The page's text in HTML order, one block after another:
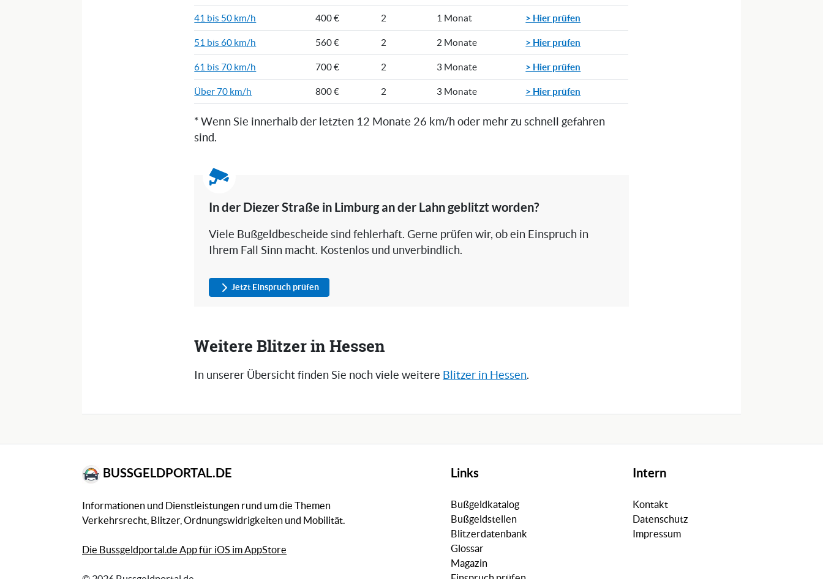
41 bis 50 km/h 400 € 2 1 Monat > Hier prüfen
51 bis 60 km/h 560 € 2 2 Monate > Hier prüfen
61 bis 70 km/h 700 € 2 3 Monate > Hier prüfen
Über 70 km/h 800 € 2 3 Monate > Hier prüfen
* Wenn Sie innerhalb der letzten 12 Monate 26 km/h oder mehr zu schnell gefahren
sind.
In der Diezer Straße in Limburg an der Lahn geblitzt worden?
Viele Bußgeldbescheide sind fehlerhaft. Gerne prüfen wir, ob ein Einspruch in
Ihrem Fall Sinn macht. Kostenlos und unverbindlich.
Jetzt Einspruch prüfen
Weitere Blitzer in Hessen
In unserer Übersicht finden Sie noch viele weitere Blitzer in Hessen.
BUSSGELDPORTAL.DE
Informationen und Dienstleistungen rund um die Themen
Verkehrsrecht, Blitzer, Ordnungswidrigkeiten und Mobilität.
Die Bussgeldportal.de App für iOS im AppStore
Links
Bußgeldkatalog
Bußgeldstellen
Blitzerdatenbank
Glossar
Magazin
Intern
Kontakt
Datenschutz
Impressum